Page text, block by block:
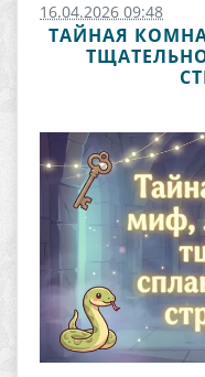
16.04.2026 09:48
ТАЙНАЯ